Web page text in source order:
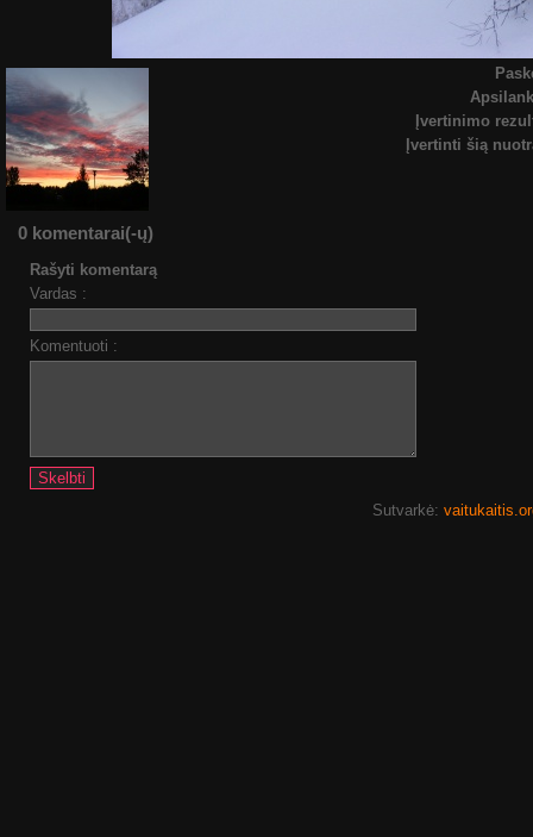
Įvertinimo
Įvertinti šią
0 komentarai(-ų)
Rašyti komentarą
Vardas :
Komentuoti :
Sutvarkė: